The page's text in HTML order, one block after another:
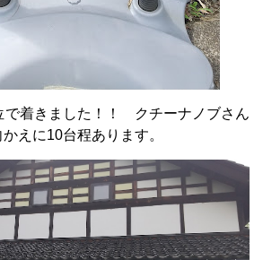
で着きました！！ クチーナノブさん
えに10台程あります。